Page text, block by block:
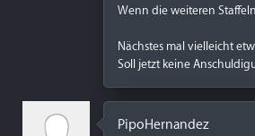
Wenn die weiteren
Nächstes mal vielleicht
Soll jetzt keine
PipoHernandez